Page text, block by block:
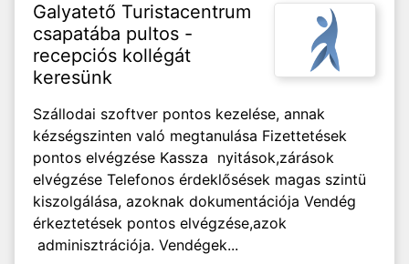
Galyatető Turistacentrum
csapatába pultos -
recepciós kollégát
keresünk
Szállodai szoftver pontos kezelése, annak
kézségszinten való megtanulása Fizettetések
pontos elvégzése Kassza nyitások,zárások
elvégzése Telefonos érdeklősések magas szintü
kiszolgálása, azoknak dokumentációja Vendég
érkeztetések pontos elvégzése,azok
adminisztrációja. Vendégek...